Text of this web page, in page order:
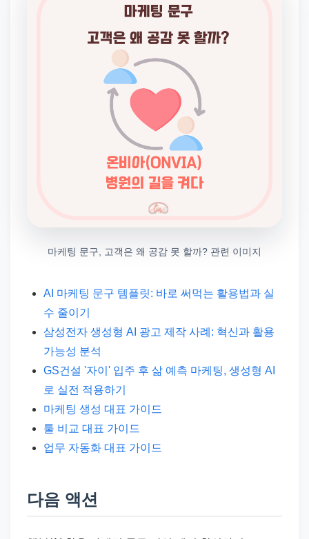
마케팅 문구, 고객은 왜 공감 못 할까? 관련 이미지
AI 마케팅 문구 템플릿: 바로 써먹는 활용법과 실
수 줄이기
삼성전자 생성형 AI 광고 제작 사례: 혁신과 활용
가능성 분석
GS건설 '자이' 입주 후 삶 예측 마케팅, 생성형 AI
로 실전 적용하기
마케팅 생성 대표 가이드
툴 비교 대표 가이드
업무 자동화 대표 가이드
다음 액션